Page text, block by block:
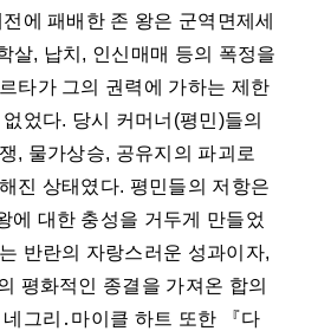
에 패배한 존 왕은 군역면제세
살, 납치, 인신매매 등의 폭정을
타가 그의 권력에 가하는 제한
었다. 당시 커머너(평민)들의
, 물가상승, 공유지의 파괴로
진 상태였다. 평민들의 저항은
에 대한 충성을 거두게 만들었
반란의 자랑스러운 성과이자,
평화적인 종결을 가져온 합의
그리․마이클 하트 또한 『다